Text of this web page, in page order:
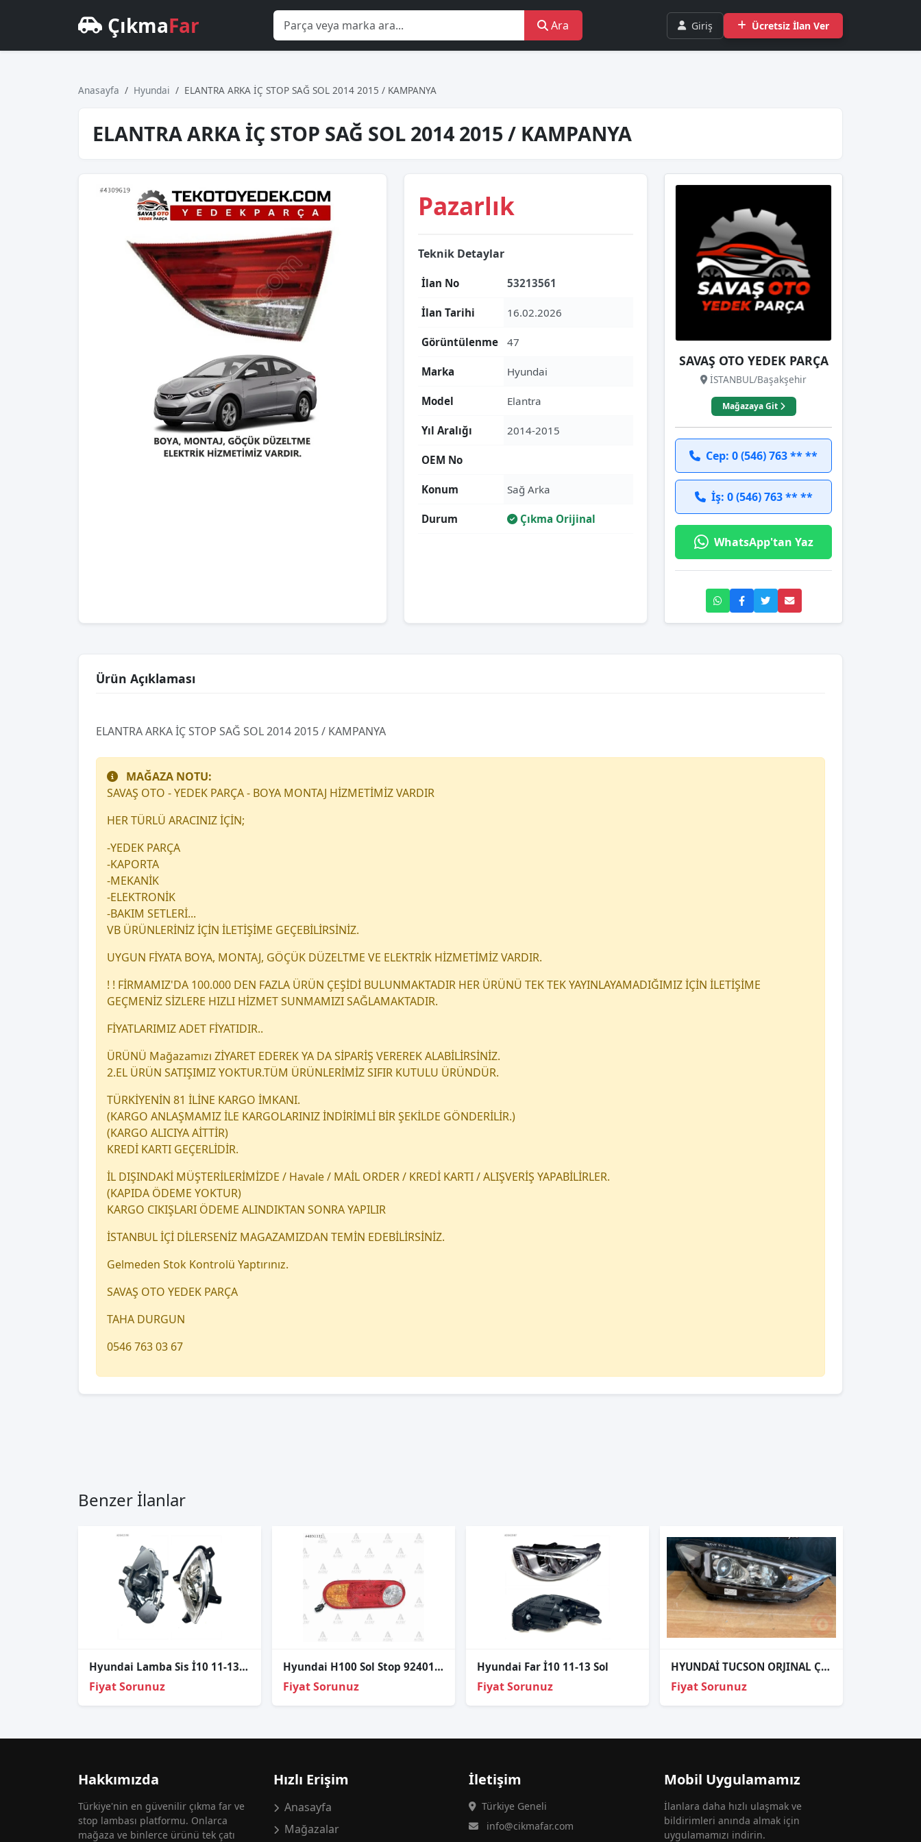
ÇıkmaFar Ara Giriş Ücretsiz İlan Ver
Anasayfa Hyundai ELANTRA ARKA İÇ STOP SAĞ SOL 2014 2015 / KAMPANYA
ELANTRA ARKA İÇ STOP SAĞ SOL 2014 2015 / KAMPANYA
Pazarlık
Teknik Detaylar
İlan No 53213561
İlan Tarihi 16.02.2026
Görüntülenme 47
Marka Hyundai
Model Elantra
Yıl Aralığı 2014-2015
OEM No
Konum Sağ Arka
Durum Çıkma Orijinal
SAVAŞ OTO YEDEK PARÇA
İSTANBUL/Başakşehir
Mağazaya Git
Cep: 0 (546) 763 ** **
İş: 0 (546) 763 ** **
WhatsApp'tan Yaz
Ürün Açıklaması
ELANTRA ARKA İÇ STOP SAĞ SOL 2014 2015 / KAMPANYA
MAĞAZA NOTU:
SAVAŞ OTO - YEDEK PARÇA - BOYA MONTAJ HİZMETİMİZ VARDIR
HER TÜRLÜ ARACINIZ İÇİN;
-YEDEK PARÇA
-KAPORTA
-MEKANİK
-ELEKTRONİK
-BAKIM SETLERİ...
VB ÜRÜNLERİNİZ İÇİN İLETİŞİME GEÇEBİLİRSİNİZ.
UYGUN FİYATA BOYA, MONTAJ, GÖÇÜK DÜZELTME VE ELEKTRİK HİZMETİMİZ VARDIR.
! ! FİRMAMIZ'DA 100.000 DEN FAZLA ÜRÜN ÇEŞİDİ BULUNMAKTADIR HER ÜRÜNÜ TEK TEK YAYINLAYAMADIĞIMIZ İÇİN İLETİŞİME
GEÇMENİZ SİZLERE HIZLI HİZMET SUNMAMIZI SAĞLAMAKTADIR.
FİYATLARIMIZ ADET FİYATIDIR..
ÜRÜNÜ Mağazamızı ZİYARET EDEREK YA DA SİPARİŞ VEREREK ALABİLİRSİNİZ.
2.EL ÜRÜN SATIŞIMIZ YOKTUR.TÜM ÜRÜNLERİMİZ SIFIR KUTULU ÜRÜNDÜR.
TÜRKİYENİN 81 İLİNE KARGO İMKANI.
(KARGO ANLAŞMAMIZ İLE KARGOLARINIZ İNDİRİMLİ BİR ŞEKİLDE GÖNDERİLİR.)
(KARGO ALICIYA AİTTİR)
KREDİ KARTI GEÇERLİDİR.
İL DIŞINDAKİ MÜŞTERİLERİMİZDE / Havale / MAİL ORDER / KREDİ KARTI / ALIŞVERİŞ YAPABİLİRLER.
(KAPIDA ÖDEME YOKTUR)
KARGO CIKIŞLARI ÖDEME ALINDIKTAN SONRA YAPILIR
İSTANBUL İÇİ DİLERSENİZ MAGAZAMIZDAN TEMİN EDEBİLİRSİNİZ.
Gelmeden Stok Kontrolü Yaptırınız.
SAVAŞ OTO YEDEK PARÇA
TAHA DURGUN
0546 763 03 67
Benzer İlanlar
Hyundai Lamba Sis İ10 11-13 Sağ
Fiyat Sorunuz
Hyundai H100 Sol Stop 92401-4F000
Fiyat Sorunuz
Hyundai Far İ10 11-13 Sol
Fiyat Sorunuz
HYUNDAİ TUCSON ORJINAL ÇIKMA SAĞ FAR
Fiyat Sorunuz
Hakkımızda
Türkiye'nin en güvenilir çıkma far ve
stop lambası platformu. Onlarca
mağaza ve binlerce ürünü tek çatı
Hızlı Erişim
Anasayfa
Mağazalar
İletişim
Türkiye Geneli
info@cikmafar.com
Mobil Uygulamamız
İlanlara daha hızlı ulaşmak ve
bildirimleri anında almak için
uygulamamızı indirin.